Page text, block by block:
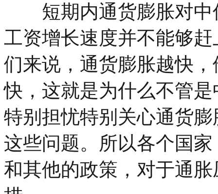
短期内通货膨胀对中
工资增长速度并不能够
们来说，通货膨胀越快
快，这就是为什么不管
特别担忧特别关心通货
这些问题。所以各个国
和其他的政策，对于通